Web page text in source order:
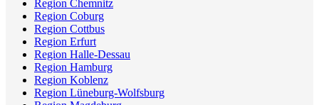
Region Chemnitz
Region Coburg
Region Cottbus
Region Erfurt
Region Halle-Dessau
Region Hamburg
Region Koblenz
Region Lüneburg-Wolfsburg